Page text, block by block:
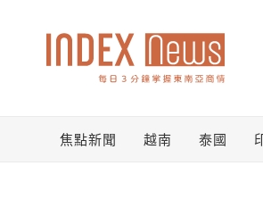
焦點新聞 越南 泰國